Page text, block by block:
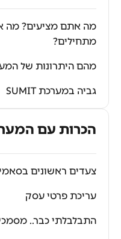
מה אתם מציעים? מה
מתחילים?
מהם היתרונות של
גביה במערכת SUMIT
הכרות עם
צעדים ראשונים
עריכת פרטי עסק
התבלבלתי כבר..